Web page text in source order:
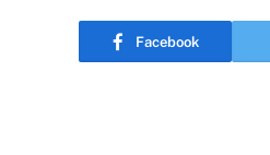
Facebook